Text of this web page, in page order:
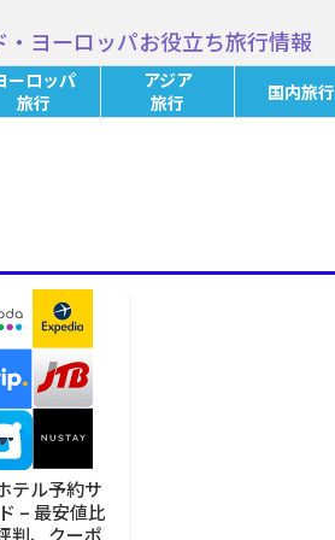
・ヨーロッパお役立ち旅行情報
ーロッパ
旅行
アジア
旅行
国内旅行
テル予約サ
– 最安値比
判、クーポ